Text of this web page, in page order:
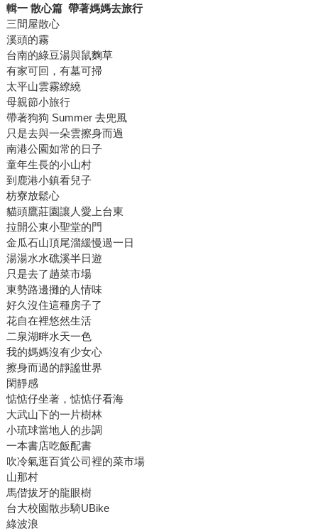
輯一 散心篇 帶著媽媽去旅行
三間屋散心
溪頭的霧
台南的綠豆湯與鼠麴草
有家可回，有墓可掃
太平山雲霧繚繞
母親節小旅行
帶著狗狗 Summer 去兜風
只是去與一朵雲擦身而過
南港公園如常的日子
童年生長的小山村
到鹿港小鎮看兒子
枋寮放鬆心
貓頭鷹莊園讓人愛上台東
拉開公東小聖堂的門
金瓜石山頂尾溜緩慢過一日
湯湯水水礁溪半日遊
只是去了趟菜市場
東勢路邊攤的人情味
好久沒住這種房子了
花自在裡悠然生活
二泉湖畔水天一色
我的媽媽沒有少女心
擦身而過的靜謐世界
閑靜感
惦惦仔坐著，惦惦仔看海
大武山下的一片樹林
小琉球當地人的步調
一本書店吃飯配書
吹冷氣逛百貨公司裡的菜市場
山那村
馬偕拔牙的龍眼樹
台大校園散步騎UBike
綠波浪